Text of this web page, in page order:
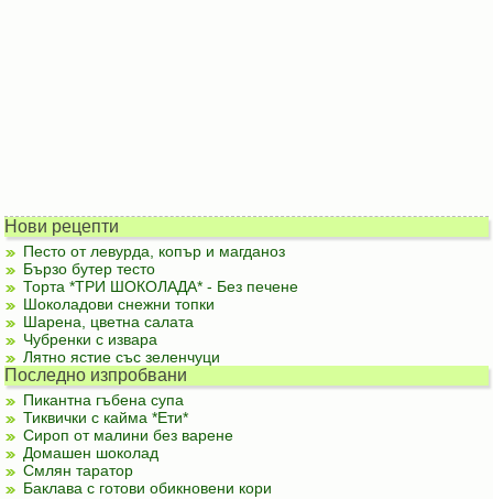
Нови рецепти
Песто от левурда, копър и магданоз
Бързо бутер тесто
Торта *ТРИ ШОКОЛАДА* - Без печене
Шоколадови снежни топки
Шарена, цветна салата
Чубренки с извара
Лятно ястие със зеленчуци
Последно изпробвани
Пикантна гъбена супа
Тиквички с кайма *Ети*
Сироп от малини без варене
Домашен шоколад
Смлян таратор
Баклава с готови обикновени кори